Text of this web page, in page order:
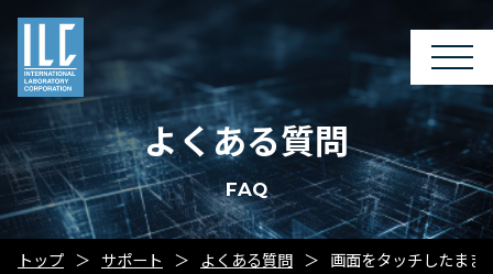
よくある質問
FAQ
トップ サポート よくある質問 画面をタッチしたまま